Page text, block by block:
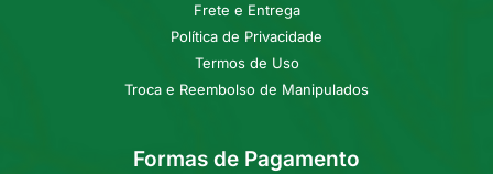
Frete e Entrega
Política de Privacidade
Termos de Uso
Troca e Reembolso de Manipulados
Formas de Pagamento